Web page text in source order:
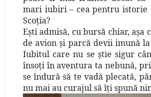
mari iubiri – cea pentru istorie
Scoţia?
Eşti admisă, cu bursă chiar,
de avion şi parcă devii imună
Iubitul care nu se ştie sigur
însoţi în aventura ta nebună,
se îndură să te vadă plecată,
nu mai au curajul să îţi spună